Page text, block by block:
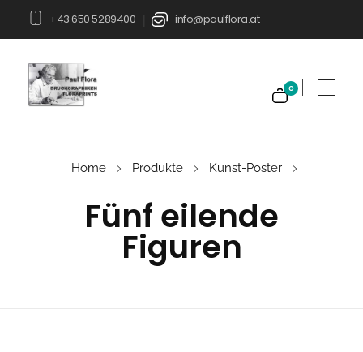
+43 650 5289400 info@paulflora.at
0
Home Produkte Kunst-Poster
Fünf eilende
Figuren